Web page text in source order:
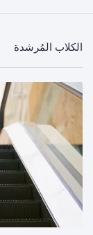
الكلاب المُرشدة